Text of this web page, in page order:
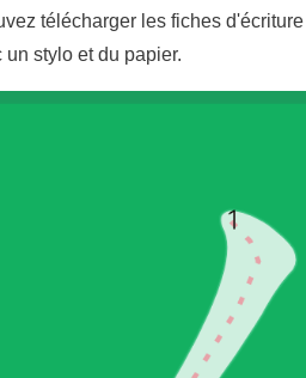
télécharger les fiches
un stylo et du papier.